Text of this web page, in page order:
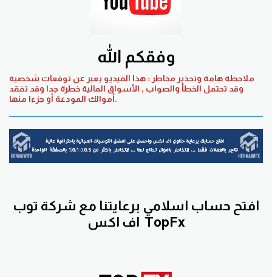
وفقكم الله
ملاحظة هامة وتحذير مخاطر : هذا الفيديو يعبر عن توقعات شخصية
وقد تحتمل الخطأ والصواب , الأسواق المالية خطرة جدا وقد تفقد
أموالك المودعة أو جزءا منها.
افتح حساب اسلامي برعايتنا مع شركة توب
اف اكس TopFx